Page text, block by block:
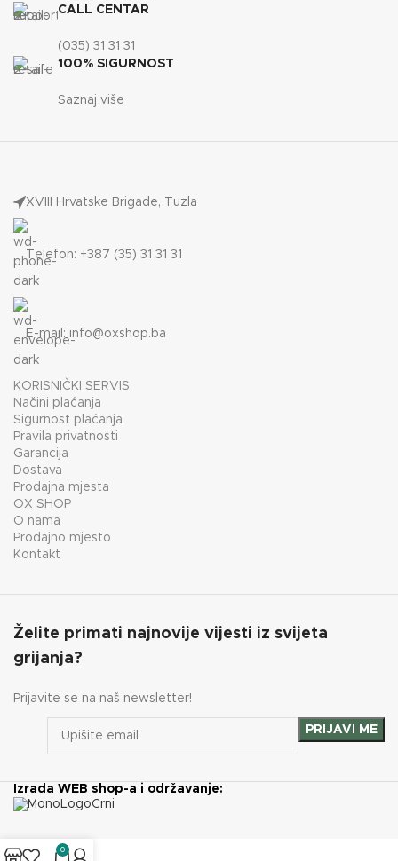
CALL CENTAR
(035) 31 31 31
100% SIGURNOST
Saznaj više
XVIII Hrvatske Brigade, Tuzla
Telefon: +387 (35) 31 31 31
E-mail: info@oxshop.ba
KORISNIČKI SERVIS
Načini plaćanja
Sigurnost plaćanja
Pravila privatnosti
Garancija
Dostava
Prodajna mjesta
OX SHOP
O nama
Prodajno mjesto
Kontakt
Želite primati najnovije vijesti iz svijeta
grijanja?
Prijavite se na naš newsletter!
Izrada WEB shop-a i održavanje:
0